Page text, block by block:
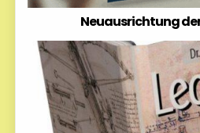
Neuausrichtung